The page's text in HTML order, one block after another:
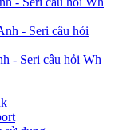
- Seri câu hỏi
- Seri câu hỏi Wh